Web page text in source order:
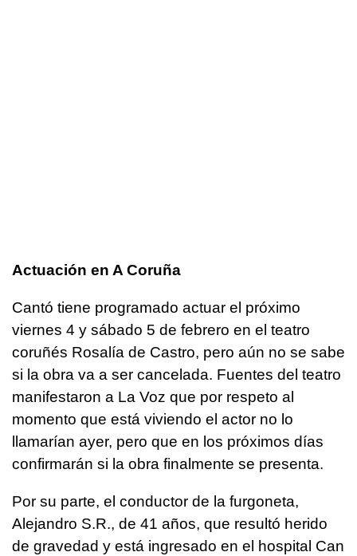
Actuación en A Coruña
Cantó tiene programado actuar el próximo
viernes 4 y sábado 5 de febrero en el teatro
coruñés Rosalía de Castro, pero aún no se sabe
si la obra va a ser cancelada. Fuentes del teatro
manifestaron a La Voz que por respeto al
momento que está viviendo el actor no lo
llamarían ayer, pero que en los próximos días
confirmarán si la obra finalmente se presenta.
Por su parte, el conductor de la furgoneta,
Alejandro S.R., de 41 años, que resultó herido
de gravedad y está ingresado en el hospital Can